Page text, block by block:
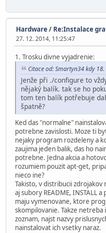
Hardware/ Re:Instalace
27. 12. 2014, 11:25:47
1. Trosku divne vyjadrenie:
Citace od: Smartyn34 kdy
Jenže při ./configure to
nějaký balík. tak se ho
tom ten balík potřebuje
špatně?
Ked das "normalne"
potrebne zavislosti. Moze ti
nejaky program rozdeleny a
zaujima jeden balik, das ho
potrebne. Jedna akcia a
rozumiem pouzit apt-get,
nieco ine?
Takisto, v distribucii
aj subory README, INSTALL
maju vymenovane, ktore
skompilovanie. Takze
zoznam, najst nazvy
nainstalovat ich vsetky naraz.